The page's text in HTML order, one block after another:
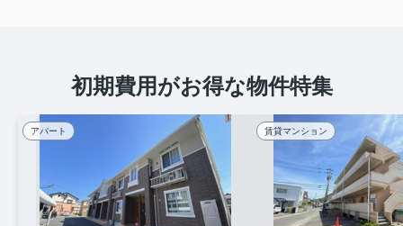
初期費用がお得な物件特集
アパート 賃貸マンション